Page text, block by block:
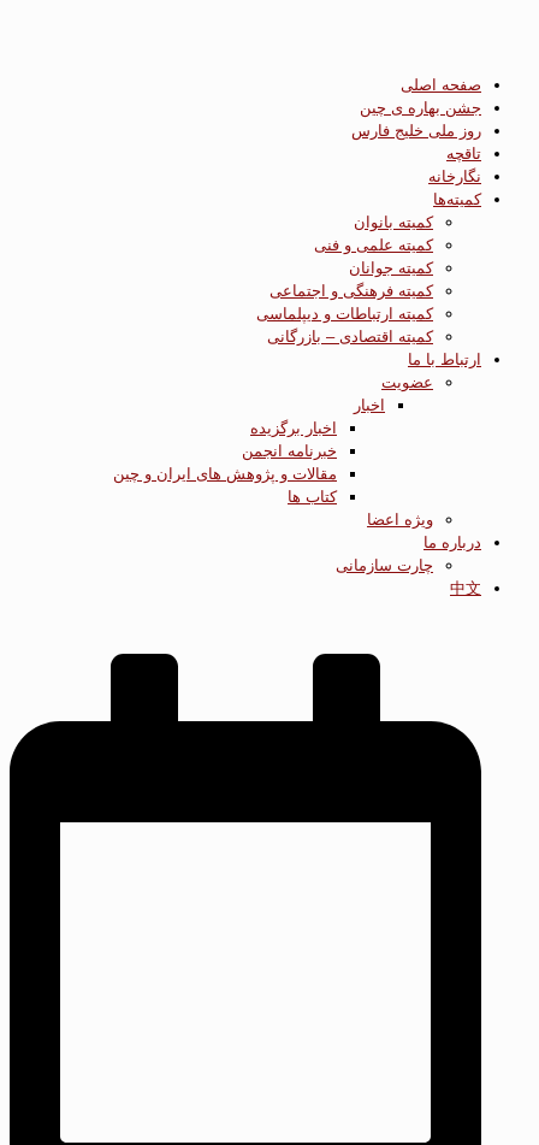
صفحه اصلی
جشن بهاره ی چین
روز ملی خلیج فارس
تاقچه
نگارخانه
کمیته‌ها
کمیته بانوان
کمیته علمی و فنی
کمیته جوانان
کمیته فرهنگی و اجتماعی
کمیته ارتباطات و دیپلماسی
کمیته اقتصادی – بازرگانی
ارتباط با ما
عضویت
اخبار
اخبار برگزیده
خبرنامه انجمن
مقالات و پژوهش های ایران و چین
کتاب ها
ویژه اعضا
درباره ما
چارت سازمانی
中文